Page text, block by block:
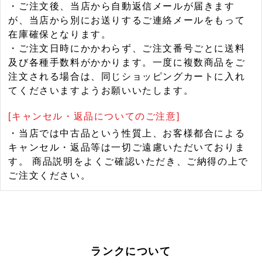
・ご注文後、当店から自動返信メールが届きます
が、当店から別にお送りするご連絡メールをもって
在庫確保となります。
・ご注文日時にかかわらず、ご注文番号ごとに送料
及び各種手数料がかかります。一度に複数商品をご
注文される場合は、同じショッピングカートに入れ
てくださいますようお願いいたします。
[キャンセル・返品についてのご注意]
・当店では中古品という性質上、お客様都合による
キャンセル・返品等は一切ご遠慮いただいておりま
す。 商品説明をよくご確認いただき、ご納得の上で
ご注文ください。
ランクについて